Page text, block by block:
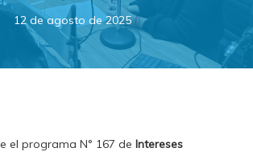
12 de agosto de 2025
el programa N° 167 deIntereses